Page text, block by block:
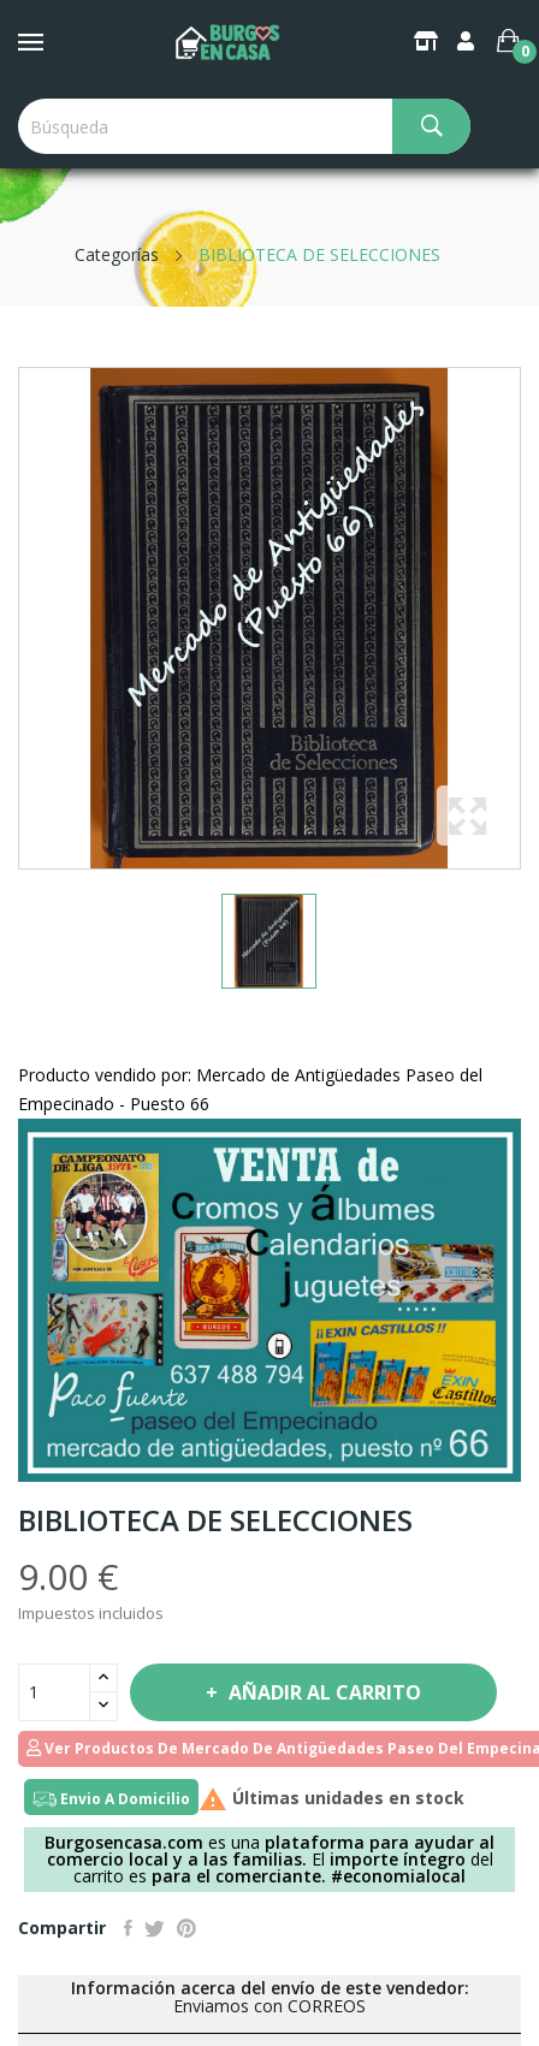
0
Categorías BIBLIOTECA DE SELECCIONES
Producto vendido por: Mercado de Antigüedades Paseo del
Empecinado - Puesto 66
BIBLIOTECA DE SELECCIONES
9.00 €
Impuestos incluidos
AÑADIR AL CARRITO
Ver Productos De Mercado De Antigüedades Paseo Del
Envio A Domicilio  Últimas unidades en stock
Burgosencasa.com es una plataforma para ayudar al
comercio local y a las familias. El importe íntegro del
carrito es para el comerciante. #economialocal
Compartir
Información acerca del envío de este vendedor:
Enviamos con CORREOS